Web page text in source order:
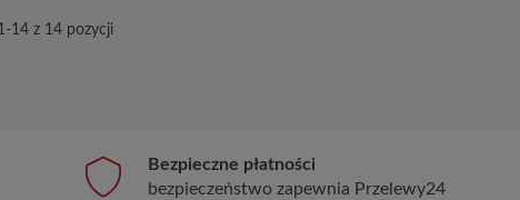
14 z 14 pozycji
Bezpieczne płatności
bezpieczeństwo zapewnia Przelewy24